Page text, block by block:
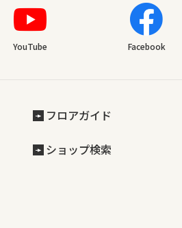
YouTube Facebook
フロアガイド
ショップ検索